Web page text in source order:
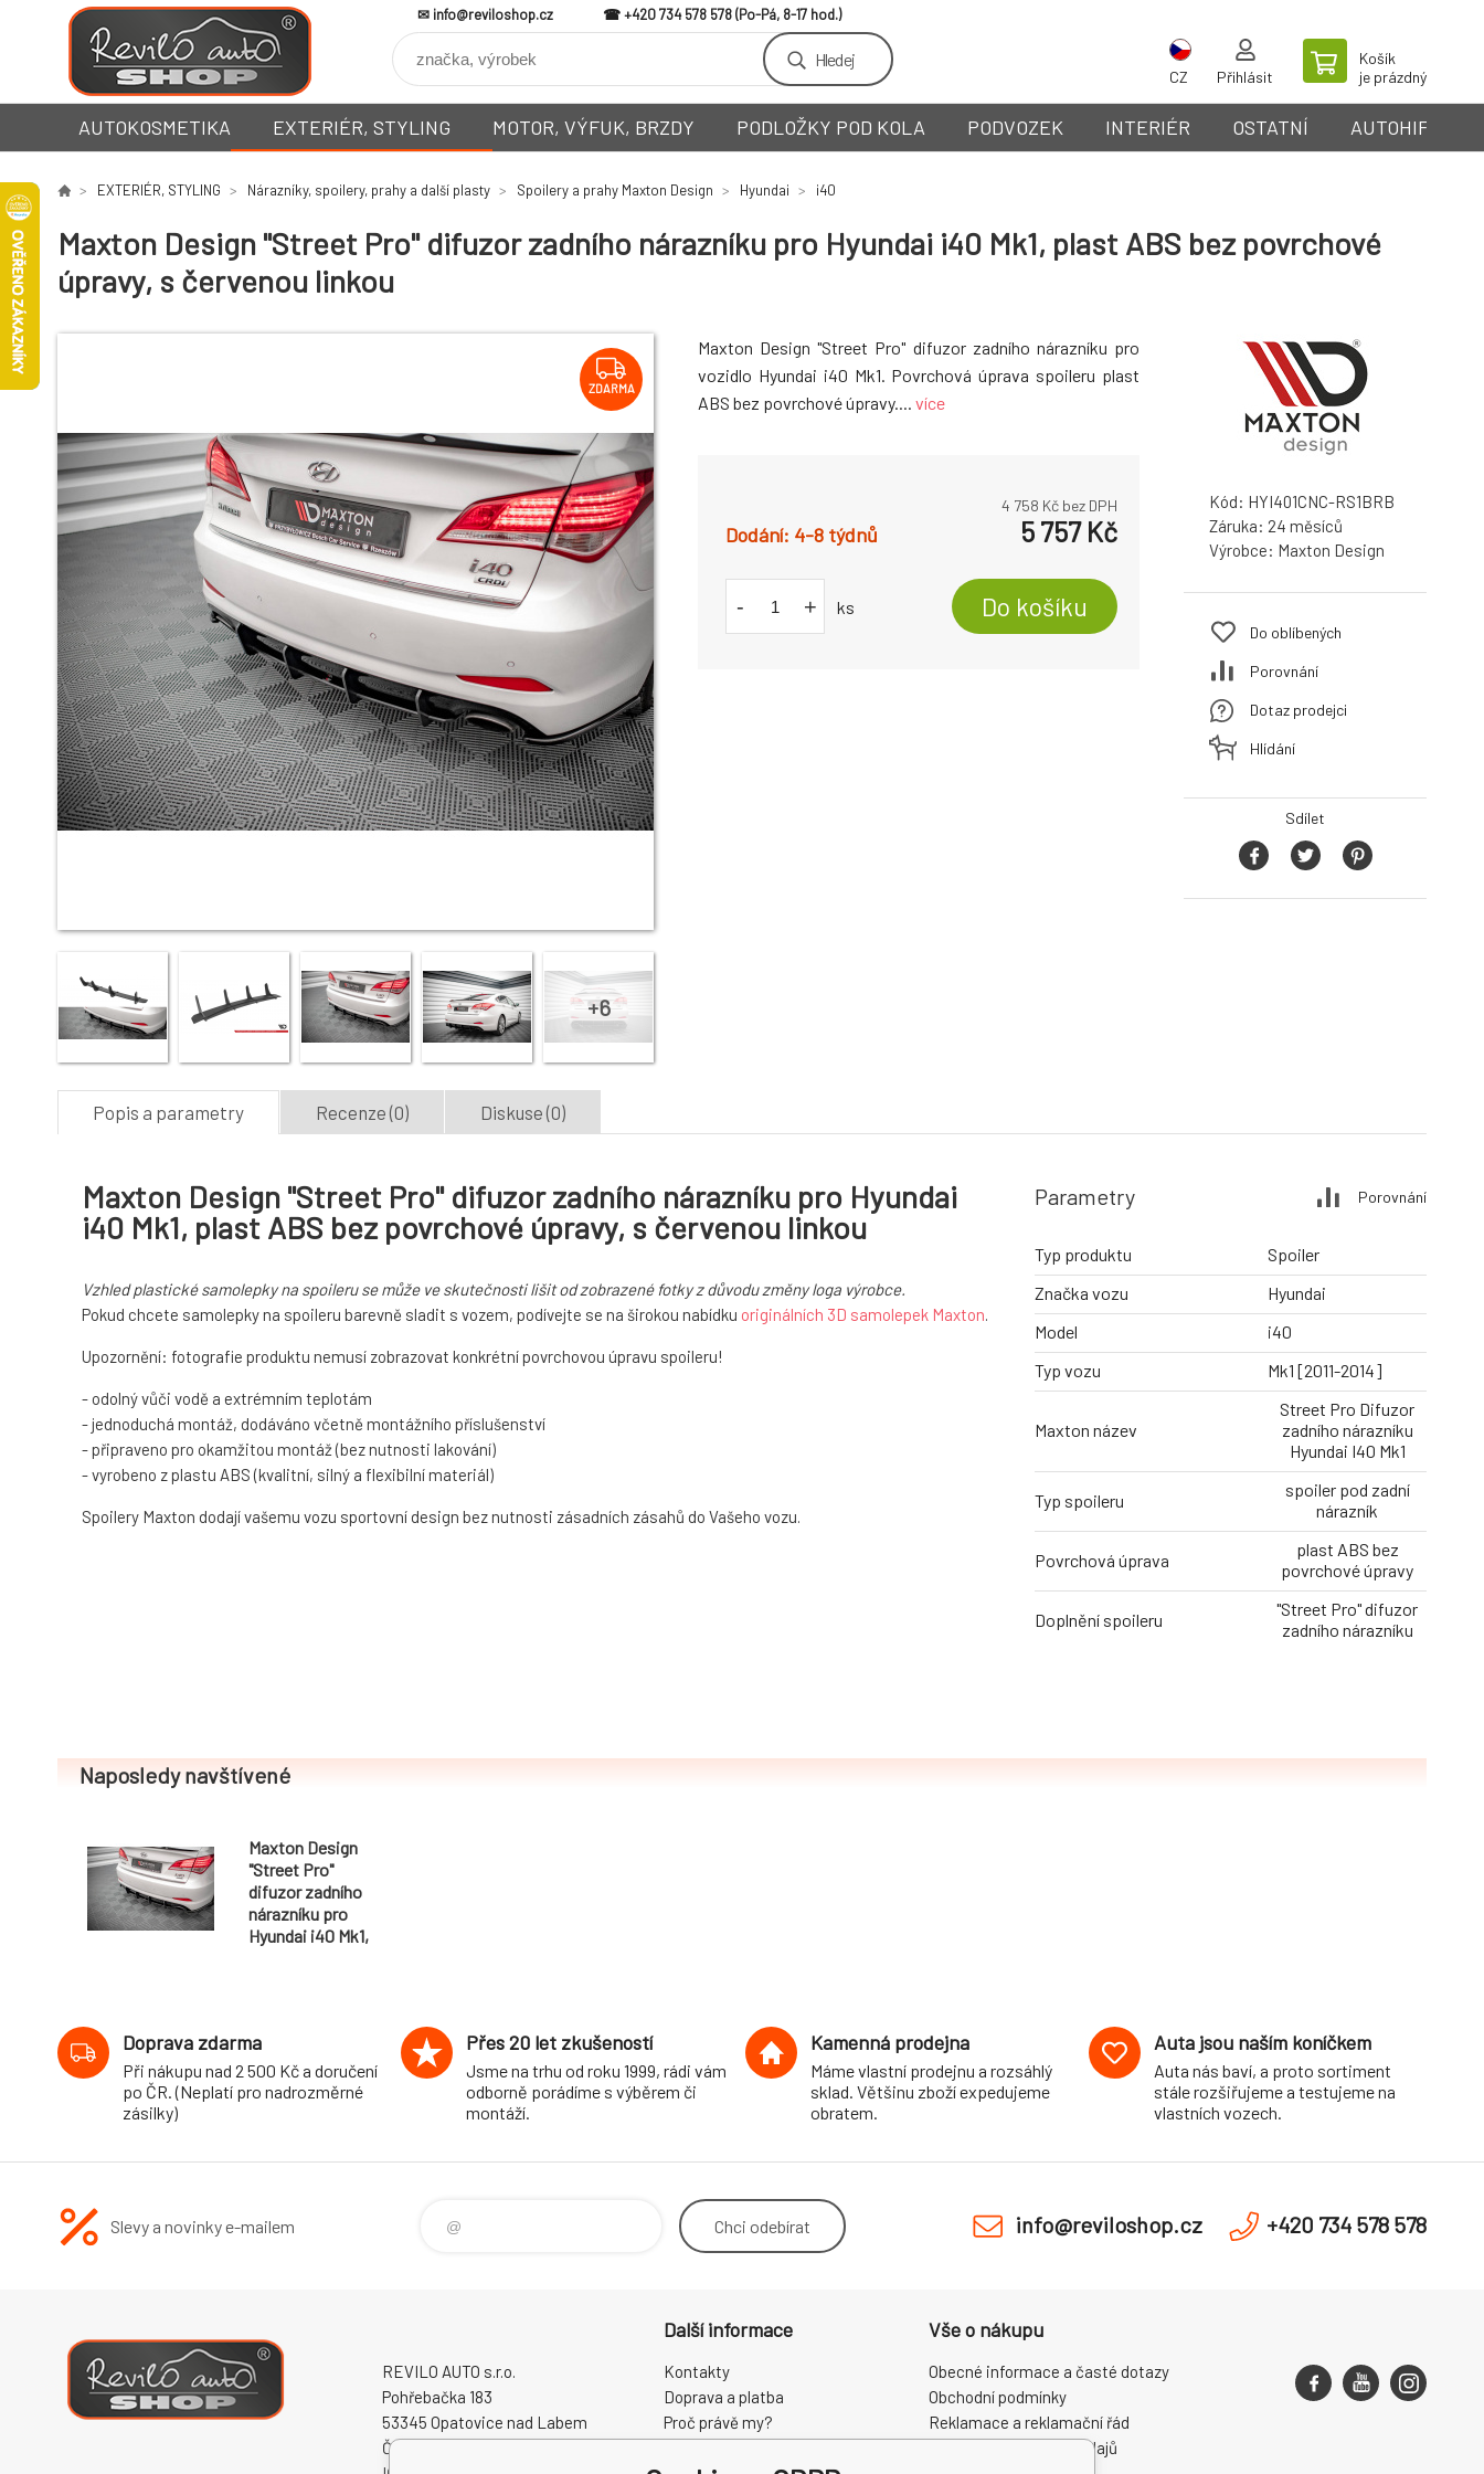
info@reviloshop.cz +420 734 578 578
Hledej
CZ Přihlásit
Košík
je prázdný
AUTOKOSMETIKA EXTERIÉR, STYLING MOTOR, VÝFUK, BRZDY PODLOŽKY POD KOLA PODVOZEK INTERIÉR OSTATNÍ AUTOHIFI
EXTERIÉR, STYLING Nárazníky, spoilery, prahy a další plasty Spoilery a prahy Maxton Design Hyundai i40
Maxton Design "Street Pro" difuzor zadního nárazníku pro Hyundai i40 Mk1, plast ABS bez povrchové
úpravy, s červenou linkou
ZDARMA
Maxton Design "Street Pro" difuzor zadního nárazníku pro
vozidlo Hyundai i40 Mk1. Povrchová úprava spoileru plast
ABS bez povrchové úpravy.... více
4 758 Kč bez DPH
4-8 týdnů 5 757Kč
- + ks Do košíku
Kód: HYI401CNC-RS1BRB
Záruka: 24
Výrobce: Maxton Design
Do oblíbených
Porovnání
Dotaz prodejci
Hlídání
Sdílet
Popis a parametry Recenze (0) Diskuse (0)
Maxton Design "Street Pro" difuzor zadního nárazníku pro Hyundai
i40 Mk1, plast ABS bez povrchové úpravy, s červenou linkou
Vzhled plastické samolepky na spoileru se může ve skutečnosti lišit od zobrazené fotky z důvodu změny loga výrobce.
Pokud chcete samolepky na spoileru barevně sladit s vozem, podívejte se na širokou nabídku originálních 3D samolepek Maxton.
Upozornění: fotografie produktu nemusí zobrazovat konkrétní povrchovou úpravu spoileru!
- odolný vůči vodě a extrémním teplotám
- jednoduchá montáž, dodáváno včetně montážního příslušenství
- připraveno pro okamžitou montáž (bez nutnosti lakování)
- vyrobeno z plastu ABS (kvalitní, silný a flexibilní materiál)
Spoilery Maxton dodají vašemu vozu sportovní design bez nutnosti zásadních zásahů do Vašeho vozu.
Parametry Porovnání
Typ produktu
Spoiler
Značka vozu
Hyundai
Model
i40
Typ vozu
Mk1 [2011-2014]
Maxton název
Street Pro Difuzor
zadního nárazníku
Hyundai I40 Mk1
Typ spoileru
spoiler pod zadní
nárazník
Povrchová úprava
plast ABS bez
povrchové úpravy
Doplnění spoileru
"Street Pro" difuzor
zadního nárazníku
Naposledy navštívené
Maxton Design
"Street Pro"
difuzor zadního
nárazníku pro
Hyundai i40 Mk1,
Doprava zdarma
Při nákupu nad 2 500 Kč a doručení
po ČR. (Neplatí pro nadrozměrné
zásilky)
Přes 20 let zkušeností
Jsme na trhu od roku 1999, rádi vám
odborně porádíme s výběrem či
montáží.
Kamenná prodejna
Máme vlastní prodejnu a rozsáhlý
sklad. Většinu zboží expedujeme
obratem.
Auta jsou naším koníčkem
Auta nás baví, a proto sortiment
stále rozšiřujeme a testujeme na
vlastních vozech.
Slevy a novinky e-mailem Chci odebírat info@reviloshop.cz +420 734 578 578
REVILO AUTO s.r.o.
Pohřebačka 183
53345 Opatovice nad Labem
Česká republika
Další informace
Kontakty
Doprava a platba
Proč právě my?
Vše o nákupu
Obecné informace a časté dotazy
Obchodní podmínky
Reklamace a reklamační řád
Zpracování osobních údajů